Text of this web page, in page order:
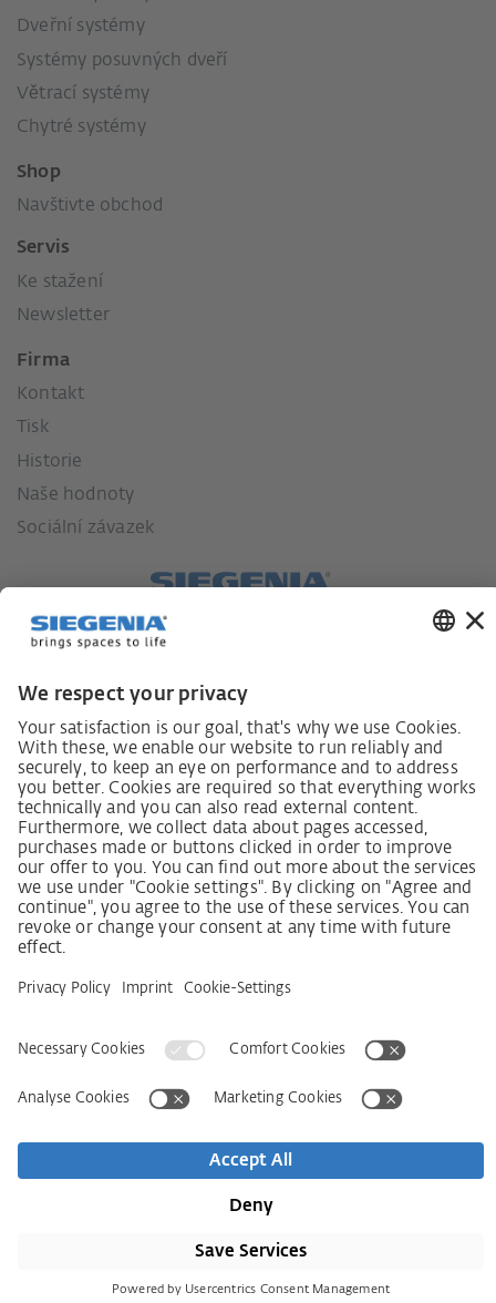
Dveřní systémy
Systémy posuvných dveří
Větrací systémy
Chytré systémy
Shop
Navštivte obchod
Servis
Ke stažení
Newsletter
Firma
Kontakt
Tisk
Historie
Naše hodnoty
Sociální závazek
Zákon o náležité péči dodavatelského řetězce
Lieferantenkodex
Grundsatzerklärung Menschenrechtsstrategie
Beschwerdeverfahren
Impressum VOB
Ochrana dat
Prohlášení k bezbariérovosti
Kontakt
Newsletter